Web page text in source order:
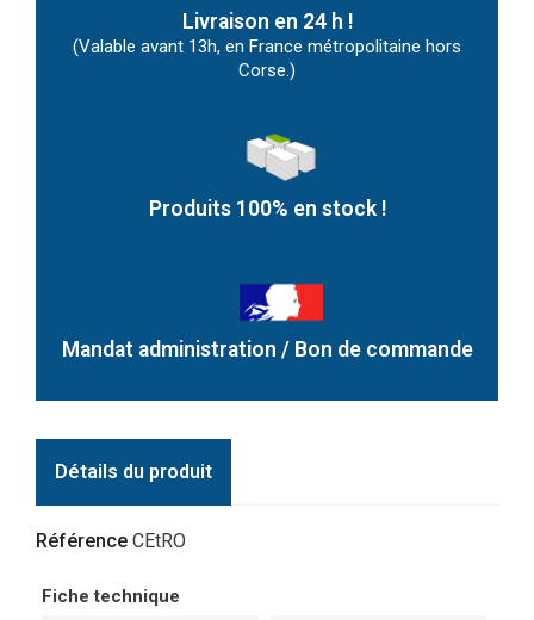
Livraison en 24 h !
(Valable avant 13h, en France métropolitaine hors
Corse.)
Produits 100% en stock !
Mandat administration / Bon de commande
Détails du produit
Référence CEtRO
Fiche technique